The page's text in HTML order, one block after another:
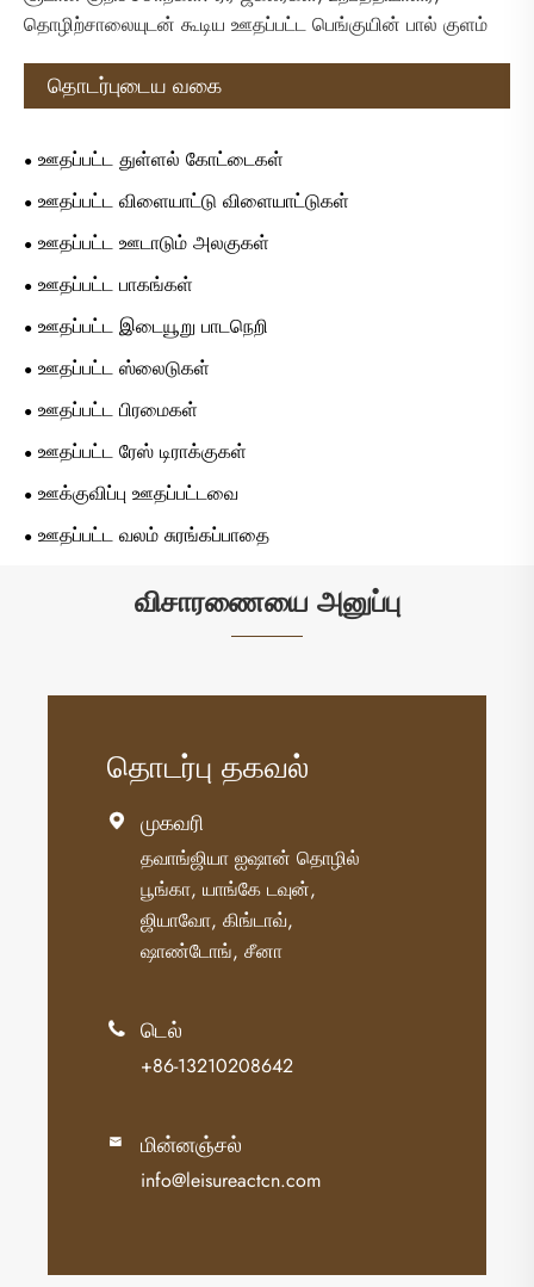
தொழிற்சாலையுடன் கூடிய ஊதப்பட்ட பெங்குயின் பால் குளம்
தொடர்புடைய வகை
ஊதப்பட்ட துள்ளல் கோட்டைகள்
ஊதப்பட்ட விளையாட்டு விளையாட்டுகள்
ஊதப்பட்ட ஊடாடும் அலகுகள்
ஊதப்பட்ட பாகங்கள்
ஊதப்பட்ட இடையூறு பாடநெறி
ஊதப்பட்ட ஸ்லைடுகள்
ஊதப்பட்ட பிரமைகள்
ஊதப்பட்ட ரேஸ் டிராக்குகள்
ஊக்குவிப்பு ஊதப்பட்டவை
ஊதப்பட்ட வலம் சுரங்கப்பாதை
விசாரணையை அனுப்பு
தொடர்பு தகவல்
 முகவரி
தவாங்ஜியா ஐஷான் தொழில்
பூங்கா, யாங்கே டவுன்,
ஜியாவோ, கிங்டாவ்,
ஷாண்டோங், சீனா
 டெல்
+86-13210208642
 மின்னஞ்சல்
info@leisureactcn.com